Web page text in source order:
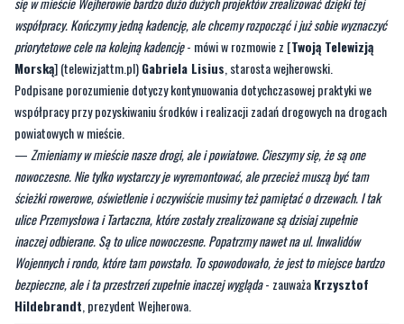
współpracy. Kończymy jedną kadencję, ale chcemy rozpocząć i już sobie wyznaczyć
priorytetowe cele na kolejną kadencję- mówi w rozmowie z [Twoją Telewizją
Morską] (telewizjattm.pl)Gabriela Lisius, starosta wejherowski.
Podpisane porozumienie dotyczy kontynuowania dotychczasowej praktyki we
współpracy przy pozyskiwaniu środków i realizacji zadań drogowych na drogach
powiatowych w mieście.
—Zmieniamy w mieście nasze drogi, ale i powiatowe. Cieszymy się, że są one
nowoczesne. Nie tylko wystarczy je wyremontować, ale przecież muszą być tam
ścieżki rowerowe, oświetlenie i oczywiście musimy też pamiętać o drzewach. I tak
ulice Przemysłowa i Tartaczna, które zostały zrealizowane są dzisiaj zupełnie
inaczej odbierane. Są to ulice nowoczesne. Popatrzmy nawet na ul. Inwalidów
Wojennych i rondo, które tam powstało. To spowodowało, że jest to miejsce bardzo
bezpieczne, ale i ta przestrzeń zupełnie inaczej wygląda- zauważaKrzysztof
Hildebrandt, prezydent Wejherowa.